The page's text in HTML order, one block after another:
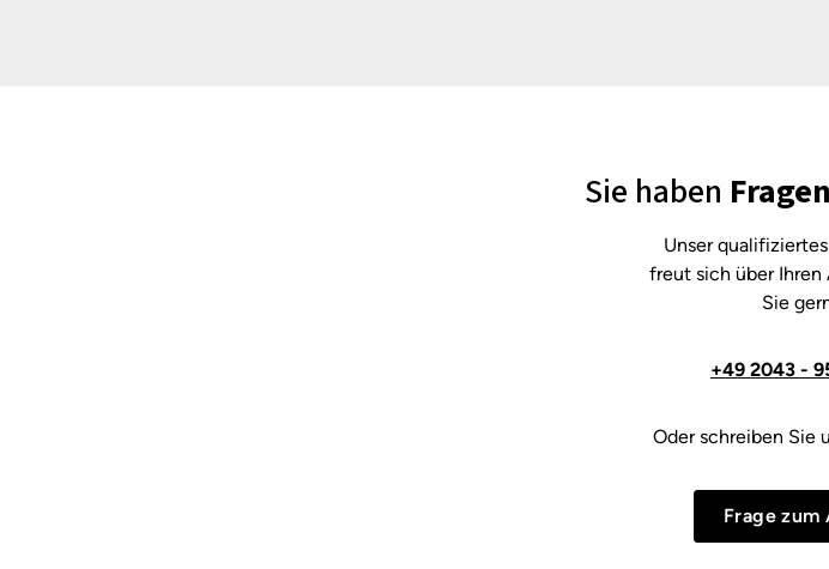
Sie haben
Unser
freut sich über Ihren
Sie
+49 2043 -
Oder schreiben Sie
Frage zum